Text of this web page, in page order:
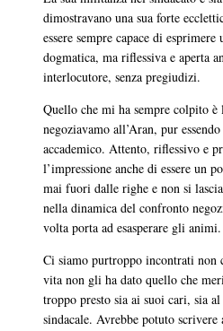
dimostravano una sua forte
essere sempre capace di
dogmatica, ma riflessiva e aperta
interlocutore, senza pregiudizi.
Quello che mi ha sempre colpito è
negoziavamo all’Aran, pur
accademico. Attento, riflessivo e
l’impressione anche di essere un
mai fuori dalle righe e non si
nella dinamica del confronto
volta porta ad esasperare gli animi.
Ci siamo purtroppo incontrati non
vita non gli ha dato quello che
troppo presto sia ai suoi cari, sia
sindacale. Avrebbe potuto scrivere